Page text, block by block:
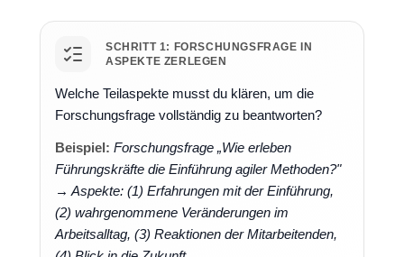
SCHRITT 1: FORSCHUNGSFRAGE IN
ASPEKTE ZERLEGEN
Welche Teilaspekte musst du klären, um die
Forschungsfrage vollständig zu beantworten?
Beispiel: Forschungsfrage „Wie erleben
Führungskräfte die Einführung agiler Methoden?"
→ Aspekte: (1) Erfahrungen mit der Einführung,
(2) wahrgenommene Veränderungen im
Arbeitsalltag, (3) Reaktionen der Mitarbeitenden,